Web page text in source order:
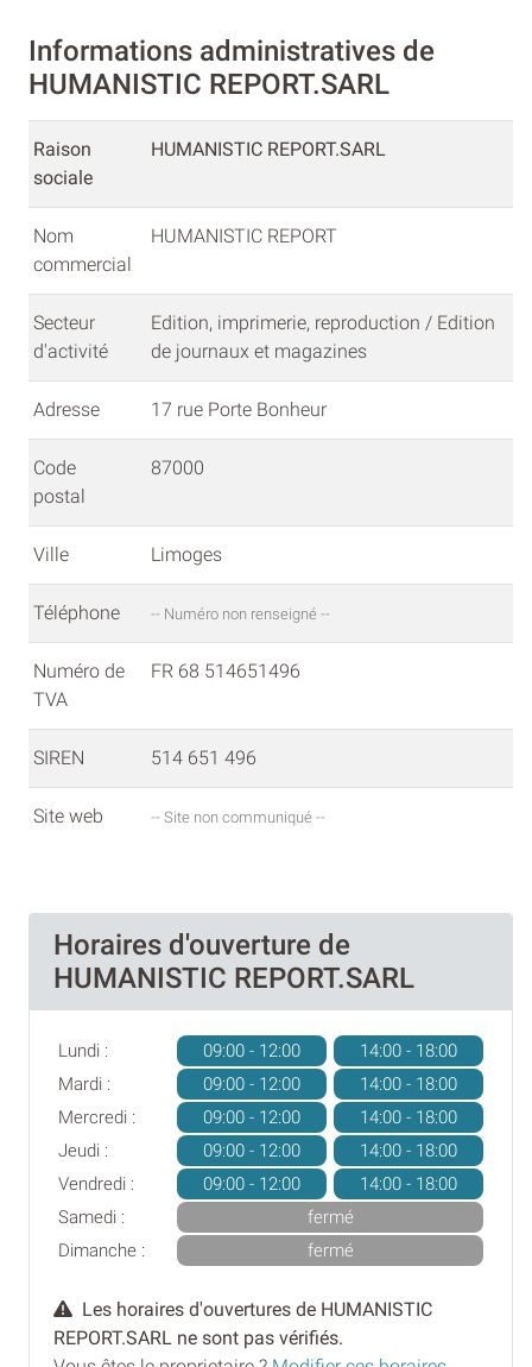
Informations administratives de
HUMANISTIC REPORT.SARL
Raison
sociale
HUMANISTIC REPORT.SARL
Nom
commercial
HUMANISTIC REPORT
Secteur
d'activité
Edition, imprimerie, reproduction / Edition
de journaux et magazines
Adresse 17 rue Porte Bonheur
Code
postal
87000
Ville Limoges
Téléphone -- Numéro non renseigné --
Numéro de
TVA
FR 68 514651496
SIREN 514 651 496
Site web -- Site non communiqué --
Horaires d'ouverture de
HUMANISTIC REPORT.SARL
Lundi : 09:00 - 12:00
14:00 - 18:00
Mardi :
09:00 - 12:00
14:00 - 18:00
Mercredi :
09:00 - 12:00
14:00 - 18:00
Jeudi :
09:00 - 12:00
14:00 - 18:00
Vendredi :
09:00 - 12:00
14:00 - 18:00
Samedi :
fermé
Dimanche :
fermé
Les horaires d'ouvertures de HUMANISTIC
REPORT.SARL ne sont pas vérifiés.